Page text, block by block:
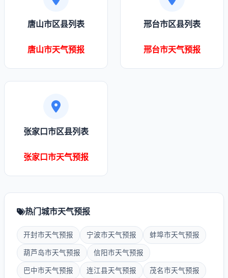
唐山市区县列表
唐山市天气预报
邢台市区县列表
邢台市天气预报
张家口市区县列表
张家口市天气预报
热门城市天气预报
开封市天气预报 宁波市天气预报 蚌埠市天气预报
葫芦岛市天气预报 信阳市天气预报
巴中市天气预报 连江县天气预报 茂名市天气预报